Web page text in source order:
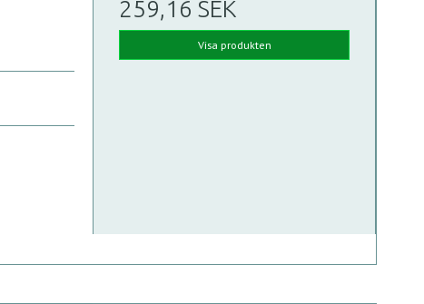
259,16 SEK
Visa produkten